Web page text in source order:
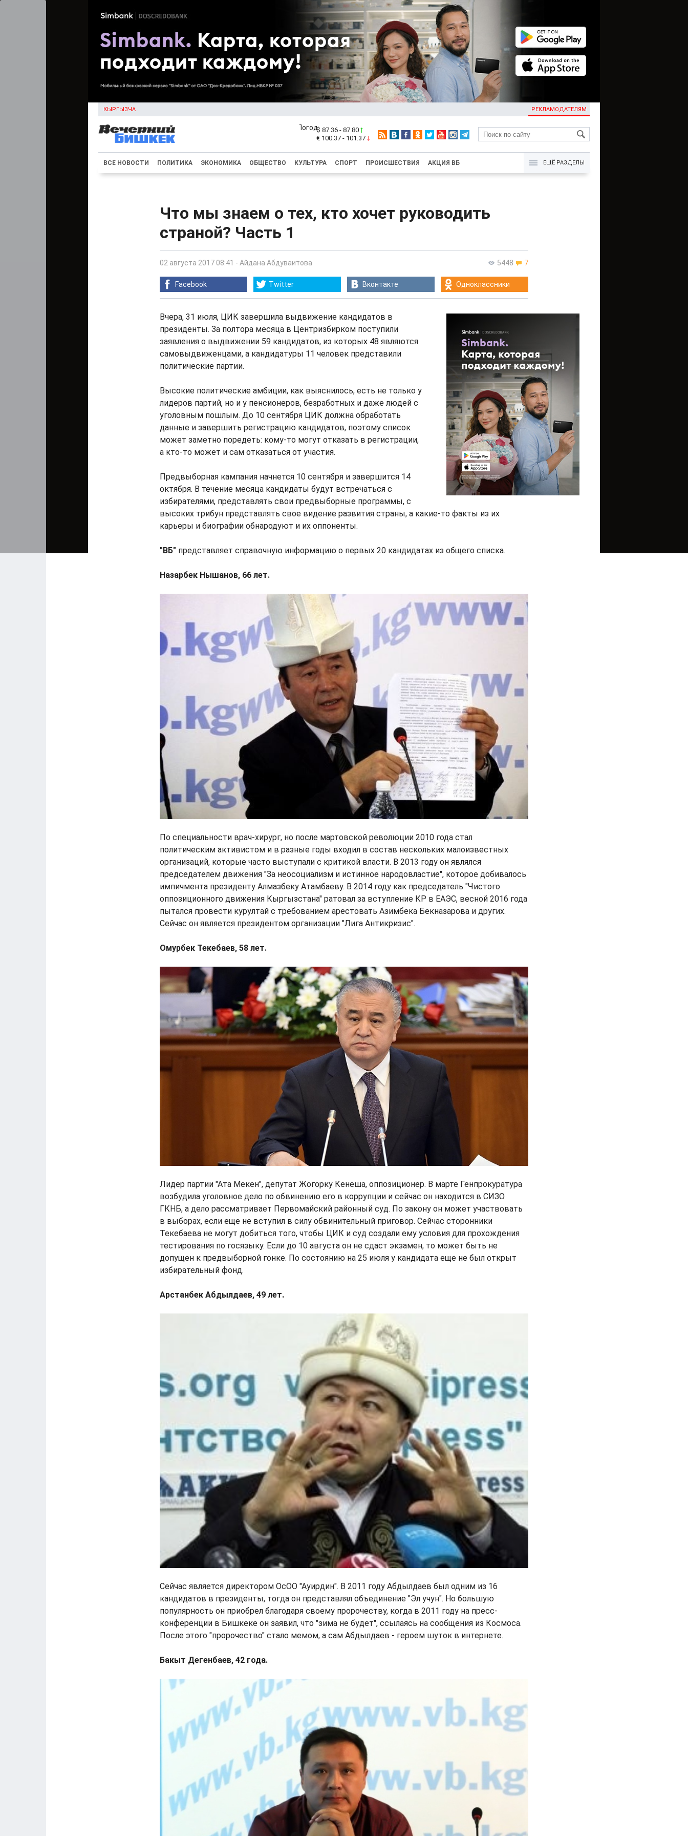
КЫРГЫЗЧА РЕКЛАМОДАТЕЛЯМ
KG
$ 87.36 - 87.80
€ 100.37 - 101.37
ВСЕ НОВОСТИ ПОЛИТИКА ЭКОНОМИКА ОБЩЕСТВО КУЛЬТУРА СПОРТ ПРОИСШЕСТВИЯ АКЦИЯ ВБ ЕЩЁ РАЗДЕЛЫ
Что мы знаем о тех, кто хочет руководить
страной? Часть 1
5448 7
02 августа 2017 08:41 - Айдана Абдуваитова
Facebook Twitter Вконтакте Одноклассники
Вчера, 31 июля, ЦИК завершила выдвижение кандидатов в
президенты. За полтора месяца в Центризбирком поступили
заявления о выдвижении 59 кандидатов, из которых 48 являются
самовыдвиженцами, а кандидатуры 11 человек представили
политические партии.
Высокие политические амбиции, как выяснилось, есть не только у
лидеров партий, но и у пенсионеров, безработных и даже людей с
уголовным пошлым. До 10 сентября ЦИК должна обработать
данные и завершить регистрацию кандидатов, поэтому список
может заметно поредеть: кому-то могут отказать в регистрации,
а кто-то может и сам отказаться от участия.
Предвыборная кампания начнется 10 сентября и завершится 14
октября. В течение месяца кандидаты будут встречаться с
избирателями, представлять свои предвыборные программы, с
высоких трибун представлять свое видение развития страны, а какие-то факты из их
карьеры и биографии обнародуют и их оппоненты.
"ВБ" представляет справочную информацию о первых 20 кандидатах из общего списка.
Назарбек Нышанов, 66 лет.
По специальности врач-хирург, но после мартовской революции 2010 года стал
политическим активистом и в разные годы входил в состав нескольких малоизвестных
организаций, которые часто выступали с критикой власти. В 2013 году он являлся
председателем движения "За неосоциализм и истинное народовластие", которое добивалось
импичмента президенту Алмазбеку Атамбаеву. В 2014 году как председатель "Чистого
оппозиционного движения Кыргызстана" ратовал за вступление КР в ЕАЭС, весной 2016 года
пытался провести курултай с требованием арестовать Азимбека Бекназарова и других.
Сейчас он является президентом организации "Лига Антикризис".
Омурбек Текебаев, 58 лет.
Лидер партии "Ата Мекен", депутат Жогорку Кенеша, оппозиционер. В марте Генпрокуратура
возбудила уголовное дело по обвинению его в коррупции и сейчас он находится в СИЗО
ГКНБ, а дело рассматривает Первомайский районный суд. По закону он может участвовать
в выборах, если еще не вступил в силу обвинительный приговор. Сейчас сторонники
Текебаева не могут добиться того, чтобы ЦИК и суд создали ему условия для прохождения
тестирования по госязыку. Если до 10 августа он не сдаст экзамен, то может быть не
допущен к предвыборной гонке. По состоянию на 25 июля у кандидата еще не был открыт
избирательный фонд.
Арстанбек Абдылдаев, 49 лет.
Сейчас является директором ОсОО "Ауирдин". В 2011 году Абдылдаев был одним из 16
кандидатов в президенты, тогда он представлял объединение "Эл учун". Но большую
популярность он приобрел благодаря своему пророчеству, когда в 2011 году на пресс-
конференции в Бишкеке он заявил, что "зима не будет", ссылаясь на сообщения из Космоса.
После этого "пророчество" стало мемом, а сам Абдылдаев - героем шуток в интернете.
Бакыт Дегенбаев, 42 года.